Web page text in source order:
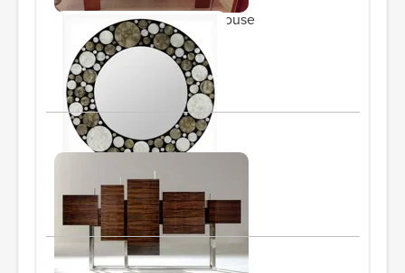
Modern Furniture Warehouse
Belleville Mirror
31.5"H x 31.5"W
PIDE Y AHORRA
PIDE Y AHORRA